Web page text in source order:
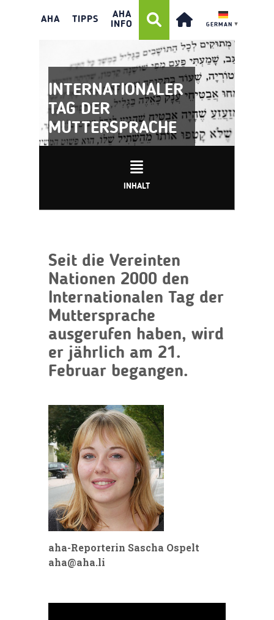
AHA TIPPS
AHA
INFO
GERMAN ▼
INTERNATIONALER
TAG DER
MUTTERSPRACHE
INHALT
Seit die Vereinten
Nationen 2000 den
Internationalen Tag der
Muttersprache
ausgerufen haben, wird
er jährlich am 21.
Februar begangen.
aha-Reporterin Sascha Ospelt
aha@aha.li